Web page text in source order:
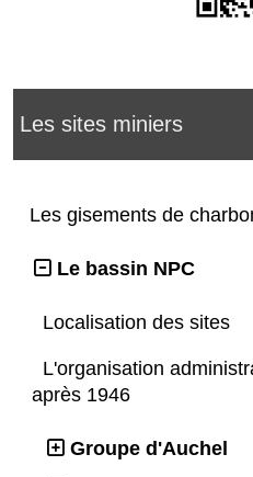
Les sites miniers
Les gisements de
Le bassin NPC
Localisation des sites
L'organisation
après 1946
Groupe d'Auchel